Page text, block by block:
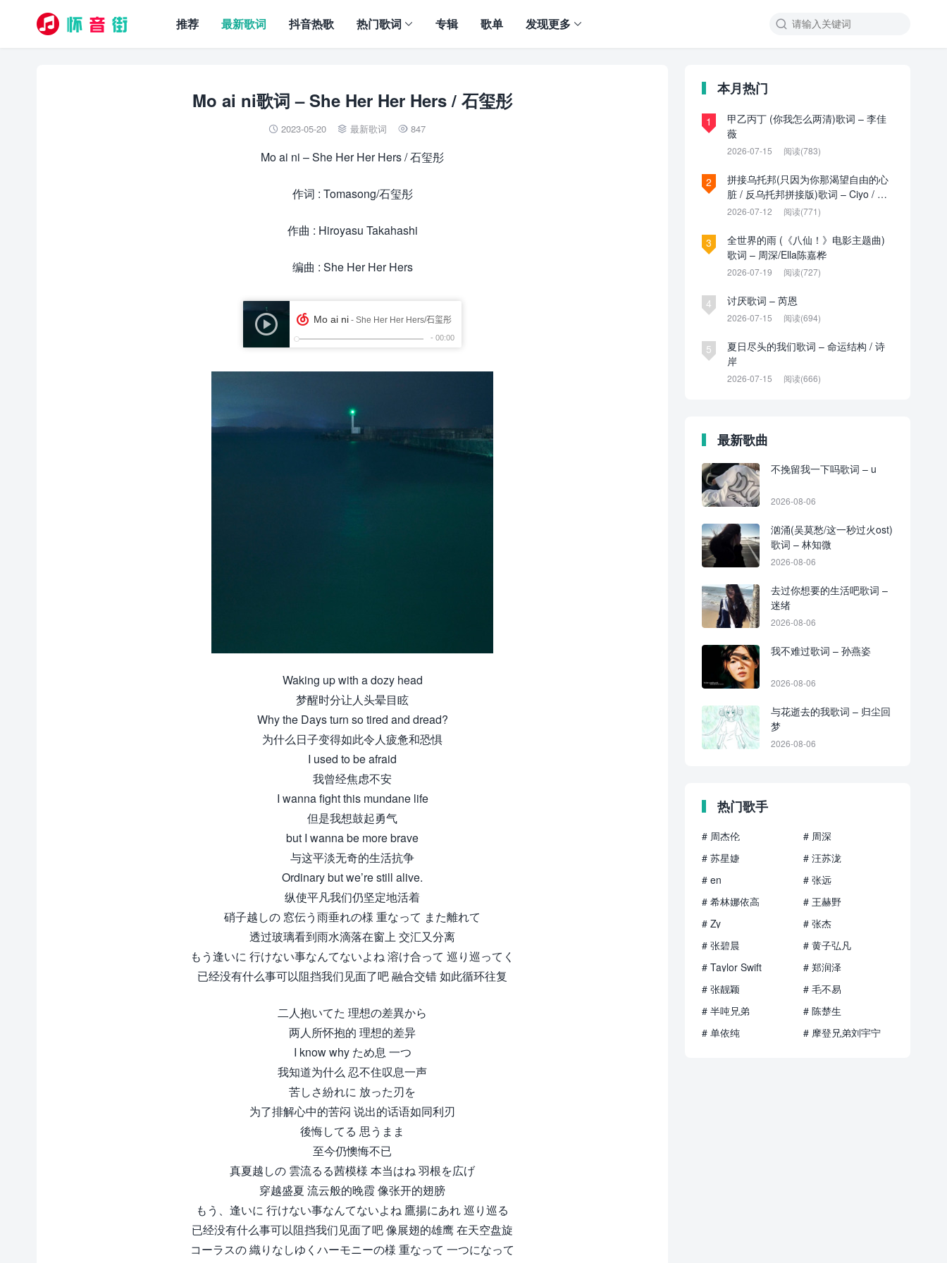

推荐 最新歌词 抖音热歌 热门歌词 专辑 歌单 发现更多
Mo ai ni歌词 – She Her Her Hers / 石玺彤
 2023-05-20  最新歌词  847
Mo ai ni – She Her Her Hers / 石玺彤
作词 : Tomasong/石玺彤
作曲 : Hiroyasu Takahashi
编曲 : She Her Her Hers
Waking up with a dozy head
梦醒时分让人头晕目眩
Why the Days turn so tired and dread?
为什么日子变得如此令人疲惫和恐惧
I used to be afraid
我曾经焦虑不安
I wanna fight this mundane life
但是我想鼓起勇气
but I wanna be more brave
与这平淡无奇的生活抗争
Ordinary but we’re still alive.
纵使平凡我们仍坚定地活着
硝子越しの 窓伝う雨垂れの様 重なって また離れて
透过玻璃看到雨水滴落在窗上 交汇又分离
もう逢いに 行けない事なんてないよね 溶け合って 巡り巡ってく
已经没有什么事可以阻挡我们见面了吧 融合交错 如此循环往复
二人抱いてた 理想の差異から
两人所怀抱的 理想的差异
I know why ため息 一つ
我知道为什么 忍不住叹息一声
苦しさ紛れに 放った刃を
为了排解心中的苦闷 说出的话语如同利刃
後悔してる 思うまま
至今仍懊悔不已
真夏越しの 雲流るる茜模様 本当はね 羽根を広げ
穿越盛夏 流云般的晚霞 像张开的翅膀
もう、逢いに 行けない事なんてないよね 鷹揚にあれ 巡り巡る
已经没有什么事可以阻挡我们见面了吧 像展翅的雄鹰 在天空盘旋
コーラスの 織りなしゆくハーモニーの様 重なって 一つになって
本月热门
1
甲乙丙丁 (你我怎么两清)歌词 – 李佳
薇
2026-07-15 阅读(783)
2
拼接乌托邦(只因为你那渴望自由的心
脏 / 反乌托邦拼接版)歌词 – Ciyo / 见
过夏天P / 乌托邦P
2026-07-12 阅读(771)
3
全世界的雨 (《八仙！》电影主题曲)
歌词 – 周深/Ella陈嘉桦
2026-07-19 阅读(727)
4 讨厌歌词 – 芮恩
2026-07-15 阅读(694)
5
夏日尽头的我们歌词 – 命运结构 / 诗
岸
2026-07-15 阅读(666)
最新歌曲
不挽留我一下吗歌词 – u
2026-08-06
汹涌(吴莫愁/这一秒过火ost)
歌词 – 林知微
2026-08-06
去过你想要的生活吧歌词 –
迷绪
2026-08-06
我不难过歌词 – 孙燕姿
2026-08-06
与花逝去的我歌词 – 归尘回
梦
2026-08-06
热门歌手
# 周杰伦
# 周深
# 苏星婕
# 汪苏泷
# en
# 张远
# 希林娜依高
# 王赫野
# Zy
# 张杰
# 张碧晨
# 黄子弘凡
# Taylor Swift
# 郑润泽
# 张靓颖
# 毛不易
# 半吨兄弟
# 陈楚生
# 单依纯
# 摩登兄弟刘宇宁